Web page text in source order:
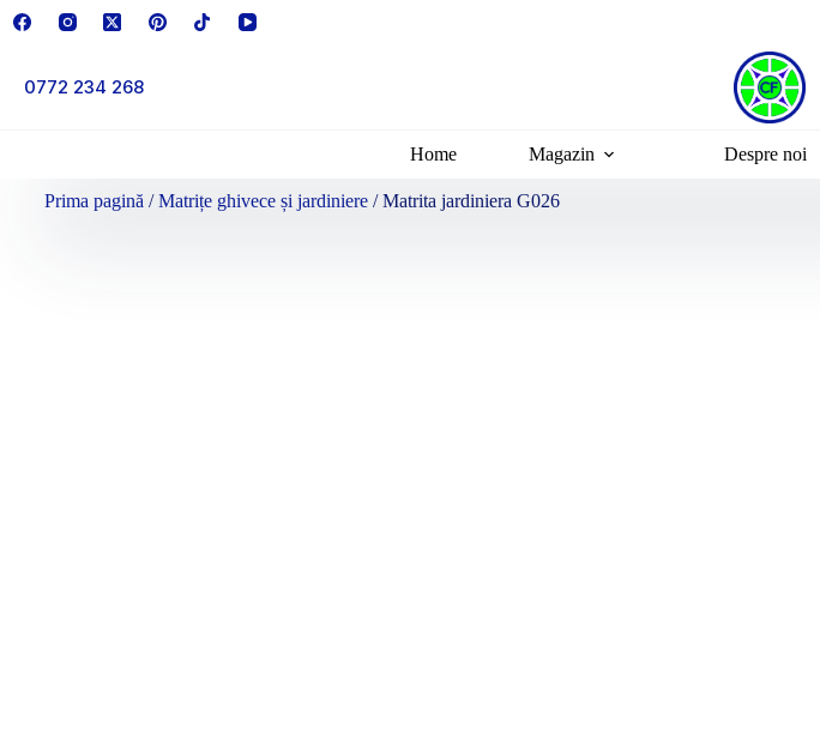
0772 234 268
Home Magazin Despre noi
Prima pagină /Matrițe ghivece și jardiniere / Matrita jardiniera G026